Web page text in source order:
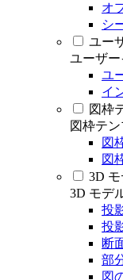
オ
シ
ユー
ユーザ
ユ
イ
図枠
図枠テン
図
図
3D
3D モデ
投
投
断
部
図